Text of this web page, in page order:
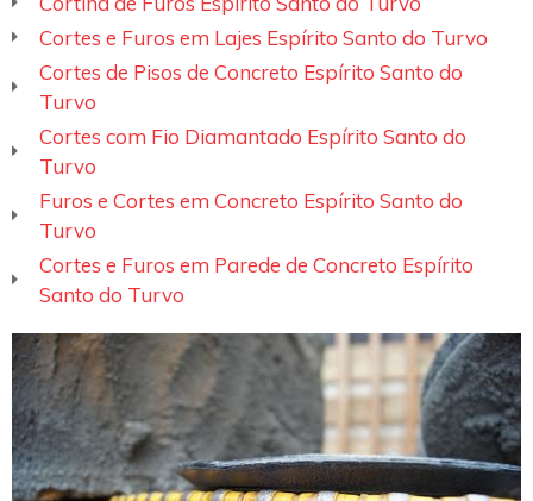
Cortes e Furos em Lajes Espírito Santo do Turvo
Cortes de Pisos de Concreto Espírito Santo do
Turvo
Cortes com Fio Diamantado Espírito Santo do
Turvo
Furos e Cortes em Concreto Espírito Santo do
Turvo
Cortes e Furos em Parede de Concreto Espírito
Santo do Turvo